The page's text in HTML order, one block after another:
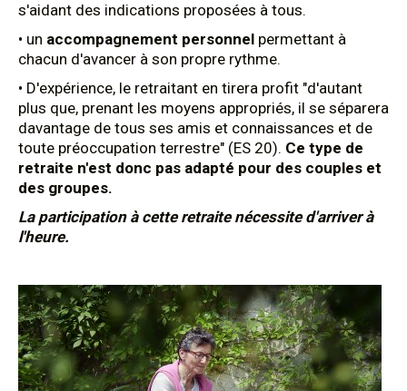
s'aidant des indications proposées à tous.
• un accompagnement personnel permettant à
chacun d'avancer à son propre rythme.
• D'expérience, le retraitant en tirera profit "d'autant
plus que, prenant les moyens appropriés, il se séparera
davantage de tous ses amis et connaissances et de
toute préoccupation terrestre" (ES 20). Ce type de
retraite n'est donc pas adapté pour des couples et
des groupes.
La participation à cette retraite nécessite d'arriver à
l'heure.